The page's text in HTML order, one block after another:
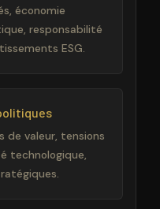
économie
responsabilité
ESG.
de valeur, tensions
technologique,